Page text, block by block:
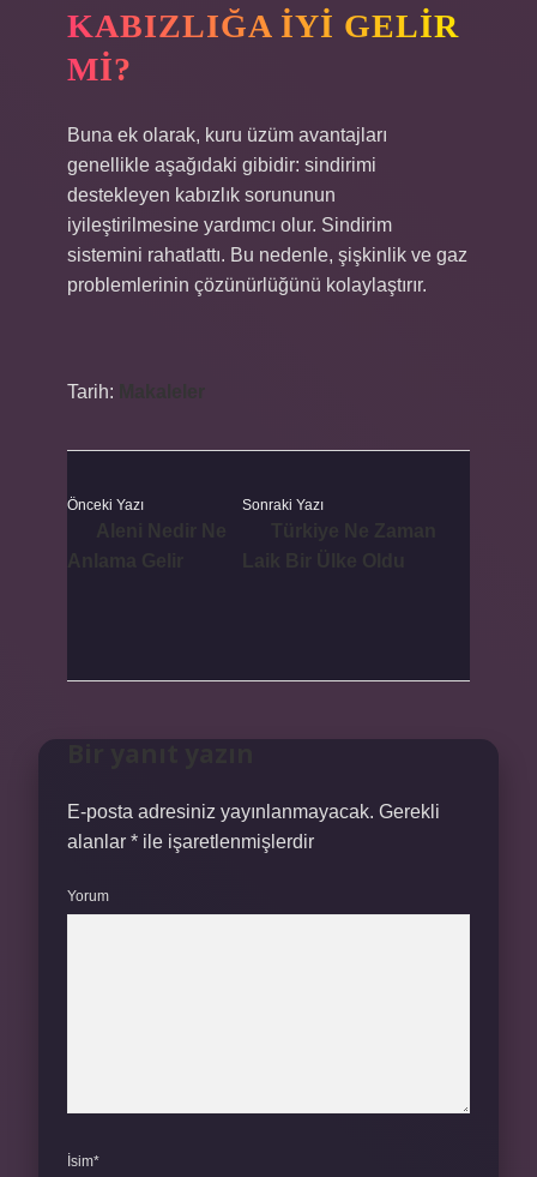
KABIZLIĞA IYI GELIR
MI?
Buna ek olarak, kuru üzüm avantajları
genellikle aşağıdaki gibidir: sindirimi
destekleyen kabızlık sorununun
iyileştirilmesine yardımcı olur. Sindirim
sistemini rahatlattı. Bu nedenle, şişkinlik ve gaz
problemlerinin çözünürlüğünü kolaylaştırır.
Tarih:
Önceki Yazı Sonraki Yazı
E-posta adresiniz yayınlanmayacak. Gerekli
alanlar * ile işaretlenmişlerdir
Yorum
İsim*